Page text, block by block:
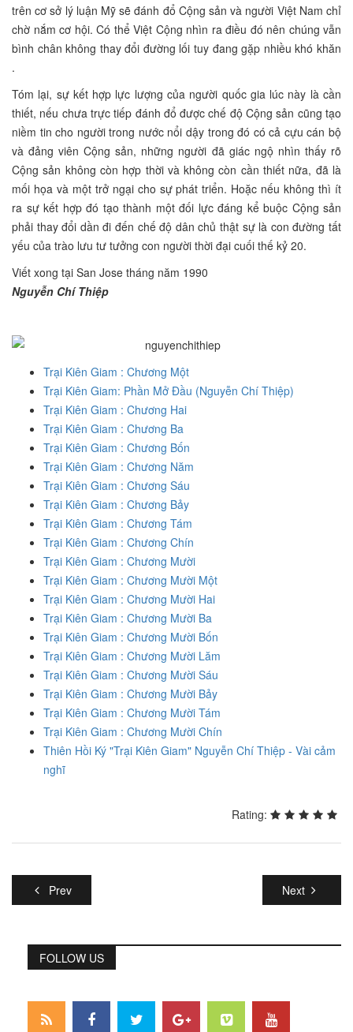
trên cơ sở lý luận Mỹ sẽ đánh đổ Cộng sản và người Việt Nam chỉ
chờ nắm cơ hội. Có thể Việt Cộng nhìn ra điều đó nên chúng vẫn
bình chân không thay đổi đường lối tuy đang gặp nhiều khó khăn
.
Tóm lại, sự kết hợp lực lượng của người quốc gia lúc này là cần
thiết, nếu chưa trực tiếp đánh đổ được chế độ Cộng sản cũng tạo
niềm tin cho người trong nước nổi dậy trong đó có cả cựu cán bộ
và đảng viên Cộng sản, những người đã giác ngộ nhìn thấy rõ
Cộng sản không còn hợp thời và không còn cần thiết nữa, đã là
mối họa và một trở ngại cho sự phát triển. Hoặc nếu không thì ít
ra sự kết hợp đó tạo thành một đối lực đáng kể buộc Cộng sản
phải thay đổi dần đi đến chế độ dân chủ thật sự là con đường tất
yếu của trào lưu tư tưởng con người thời đại cuối thế kỷ 20.
Viết xong tại San Jose tháng năm 1990
Nguyễn Chí Thiệp
Trại Kiên Giam : Chương Một
Trại Kiên Giam: Phần Mở Đầu (Nguyễn Chí Thiệp)
Trại Kiên Giam : Chương Hai
Trại Kiên Giam : Chương Ba
Trại Kiên Giam : Chương Bốn
Trại Kiên Giam : Chương Năm
Trại Kiên Giam : Chương Sáu
Trại Kiên Giam : Chương Bảy
Trại Kiên Giam : Chương Tám
Trại Kiên Giam : Chương Chín
Trại Kiên Giam : Chương Mười
Trại Kiên Giam : Chương Mười Một
Trại Kiên Giam : Chương Mười Hai
Trại Kiên Giam : Chương Mười Ba
Trại Kiên Giam : Chương Mười Bốn
Trại Kiên Giam : Chương Mười Lăm
Trại Kiên Giam : Chương Mười Sáu
Trại Kiên Giam : Chương Mười Bảy
Trại Kiên Giam : Chương Mười Tám
Trại Kiên Giam : Chương Mười Chín
Thiên Hồi Ký "Trại Kiên Giam" Nguyễn Chí Thiệp - Vài cảm
nghĩ
Rating:
Prev Next
FOLLOW US